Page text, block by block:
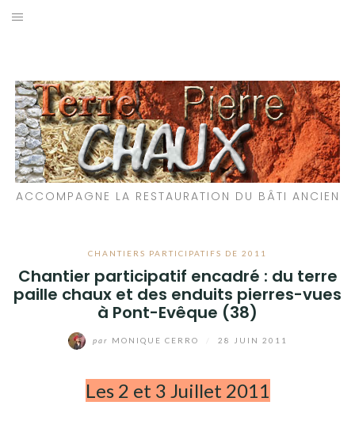
Aller
ACCOMPAGNE LA RESTAURATION DU BÂTI ANCIEN
CHANTIERS PARTICIPATIFS DE 2011
Chantier participatif encadré : du terre
paille chaux et des enduits pierres-vues
à Pont-Evêque (38)
par MONIQUE CERRO 28 JUIN 2011
Les 2 et 3 Juillet 2011
PARTICIPATIFS
CHANTIERS RÉALISÉS
QUE PROPOSONS-NOUS ?